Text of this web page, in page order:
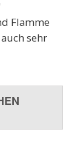
Flamme
sehr